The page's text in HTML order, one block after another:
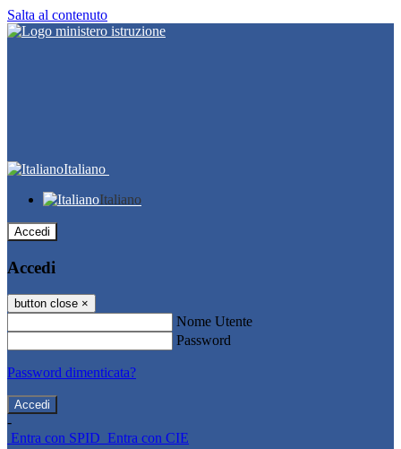
Salta al contenuto
Italiano
Italiano
Accedi
Accedi
button close ×
Nome Utente
Password
Password dimenticata?
-
Entra con SPID Entra con CIE